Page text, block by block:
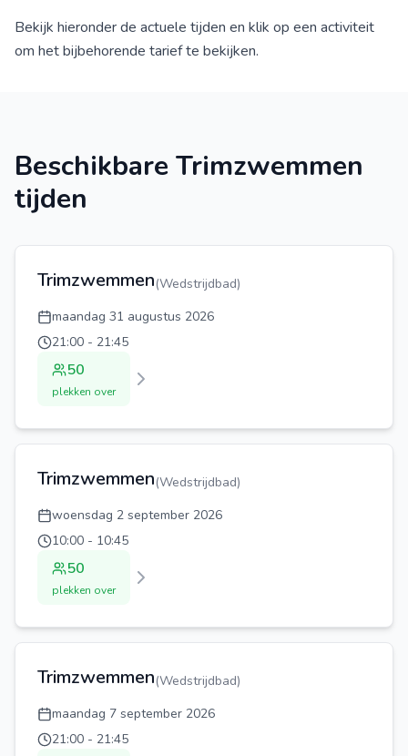
Bekijk hieronder de actuele tijden en klik op een activiteit
om het bijbehorende tarief te bekijken.
Beschikbare Trimzwemmen
tijden
Trimzwemmen(Wedstrijdbad)
maandag 31 augustus 2026
21:00 - 21:45
50
plekken over
Trimzwemmen(Wedstrijdbad)
woensdag 2 september 2026
10:00 - 10:45
50
plekken over
Trimzwemmen(Wedstrijdbad)
maandag 7 september 2026
21:00 - 21:45